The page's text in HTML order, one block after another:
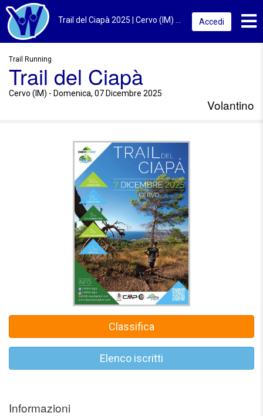
Accedi
Trail Running
Trail del Ciapà
Cervo (IM) - Domenica, 07 Dicembre 2025
Volantino
Informazioni
Classifica
Elenco iscritti